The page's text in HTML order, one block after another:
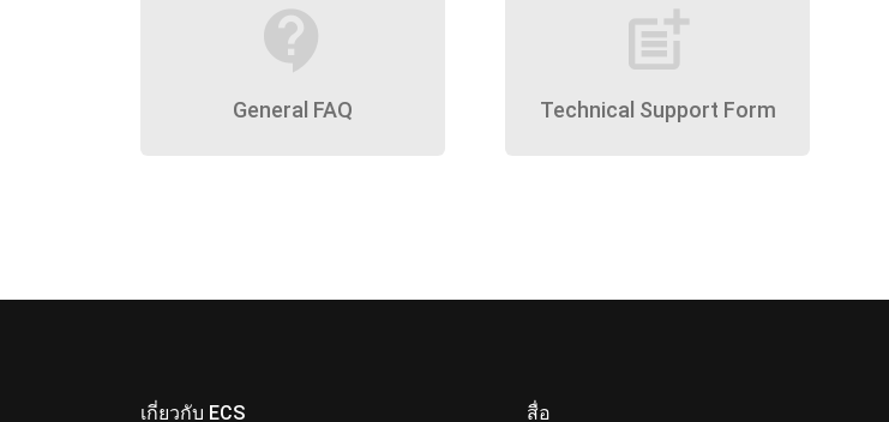
contact_support
General FAQ
post_add
Technical Support Form
เกี่ยวกับ ECS สื่อ